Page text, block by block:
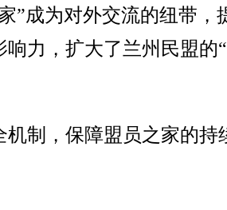
”成为对外交流的纽带，
响力，扩大了兰州民盟的
制，保障盟员之家的持